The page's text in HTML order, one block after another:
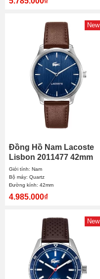
New
Đồng Hồ Nam Lacoste
Lisbon 2011477 42mm
Giới tính: Nam
Bộ máy: Quartz
Đường kính: 42mm
4.985.000₫
New